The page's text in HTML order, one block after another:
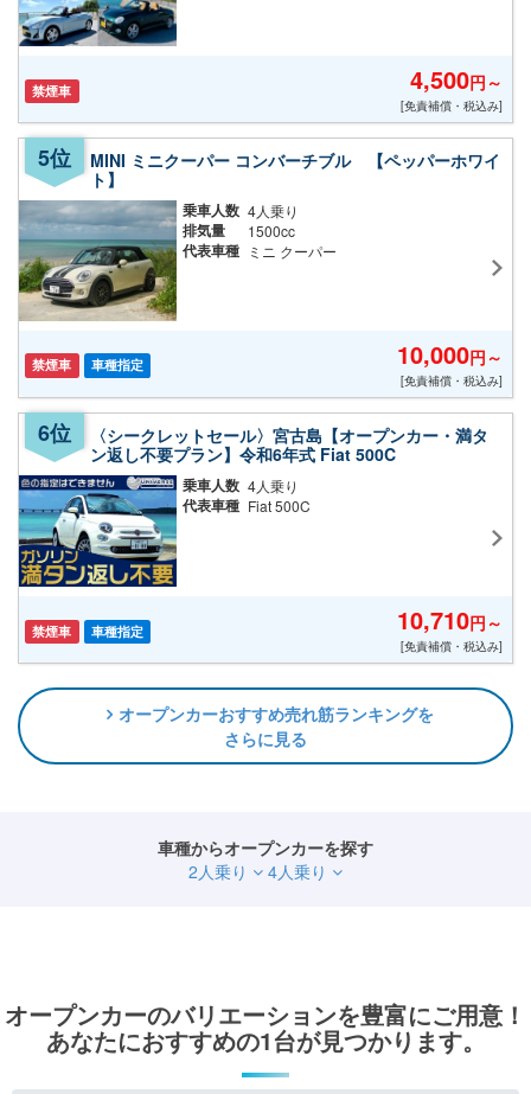
禁煙車 4,500円～
[免責補償・税込み]
MINI ミニクーパー コンバーチブル 【ペッパーホワイ
ト】
乗車人数 4人乗り
排気量 1500cc
代表車種 ミニ クーパー
禁煙車 車種指定 10,000円～
[免責補償・税込み]
〈シークレットセール〉宮古島【オープンカー・満タ
ン返し不要プラン】令和6年式 Fiat 500C
乗車人数 4人乗り
代表車種 Fiat 500C
禁煙車 車種指定 10,710円～
[免責補償・税込み]
オープンカーおすすめ売れ筋ランキングを
さらに見る
車種からオープンカーを探す
2人乗り
4人乗り
オープンカーのバリエーションを豊富にご用意！
あなたにおすすめの1台が見つかります。